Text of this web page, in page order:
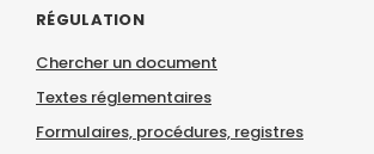
RÉGULATION
Chercher un document
Textes réglementaires
Formulaires, procédures, registres